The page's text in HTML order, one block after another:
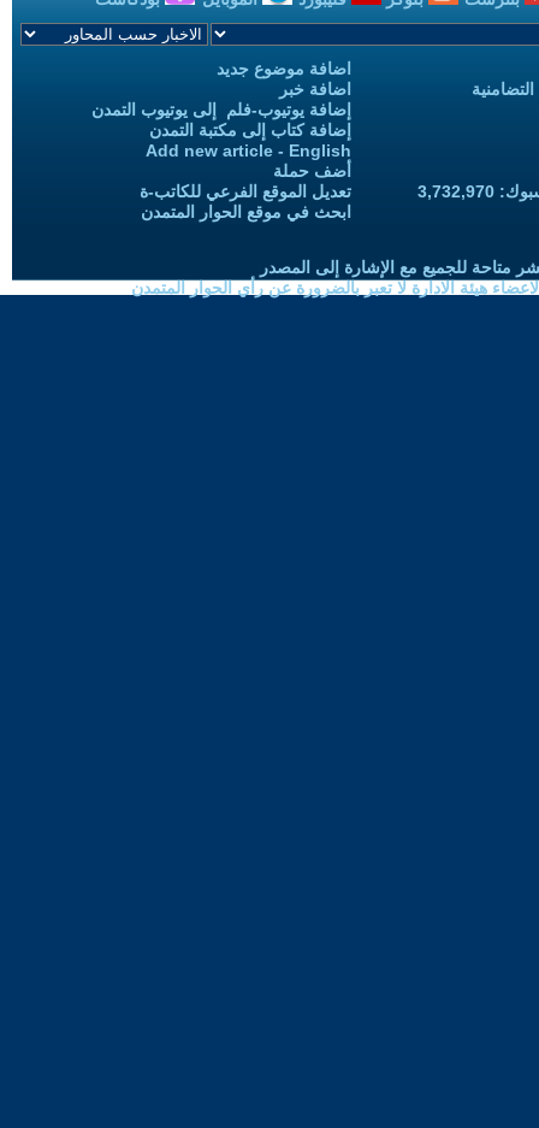
اضافة موضوع جديد
اضافة خبر
إضافة يوتيوب-فلم إلى يوتيوب التمدن
إضافة كتاب إلى مكتبة التمدن
Add new article - English
أضف حملة
تعديل الموقع الفرعي للكاتب-ة
ابحث في موقع الحوار المتمدن
متاحة للجميع مع الإشارة إلى المصدر
هيئة الادارة لا تعبر بالضرورة عن رأي الحوار المتمدن